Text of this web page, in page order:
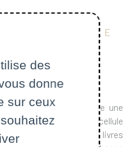
: EXPLOREZ LE
Polytechnique propose une
du vivant, de la cellule
experts passionnés, nos livres
des
donne
sur ceux